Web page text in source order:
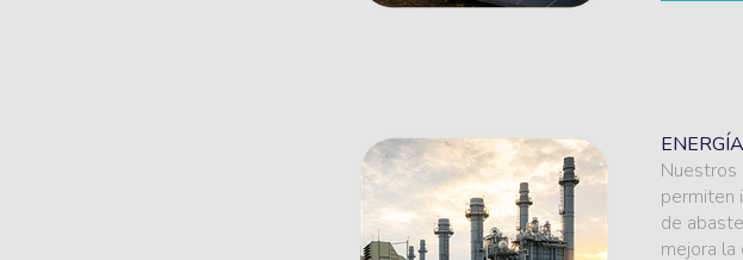
Nuestros
permiten
de
mejora